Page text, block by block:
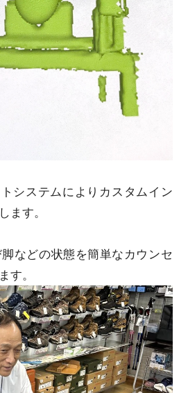
システムによりカスタムイン
ます。
などの状態を簡単なカウンセ
す。